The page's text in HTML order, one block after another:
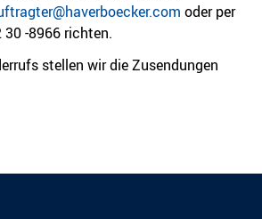
oder per
30 -8966 richten.
stellen wir die Zusendungen